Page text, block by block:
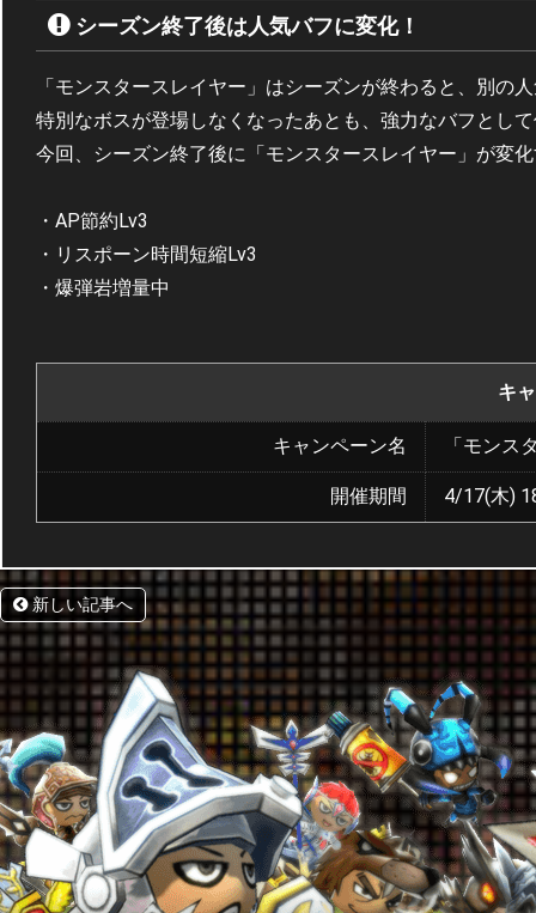
シーズン終了後は人気バフに変化！
「モンスタースレイヤー」はシーズンが終わると、別の
特別なボスが登場しなくなったあとも、強力なバフとし
今回、シーズン終了後に「モンスタースレイヤー」が変
・AP節約Lv3
・リスポーン時間短縮Lv3
・爆弾岩増量中
キ
キャンペーン名 「モンス
開催期間 4/17(木)
新しい記事へ